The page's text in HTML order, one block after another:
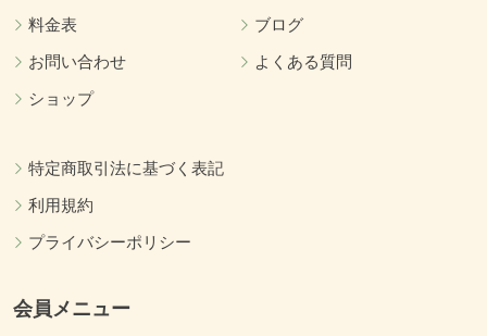
料金表
ブログ
お問い合わせ
よくある質問
ショップ
特定商取引法に基づく表記
利用規約
プライバシーポリシー
会員メニュー